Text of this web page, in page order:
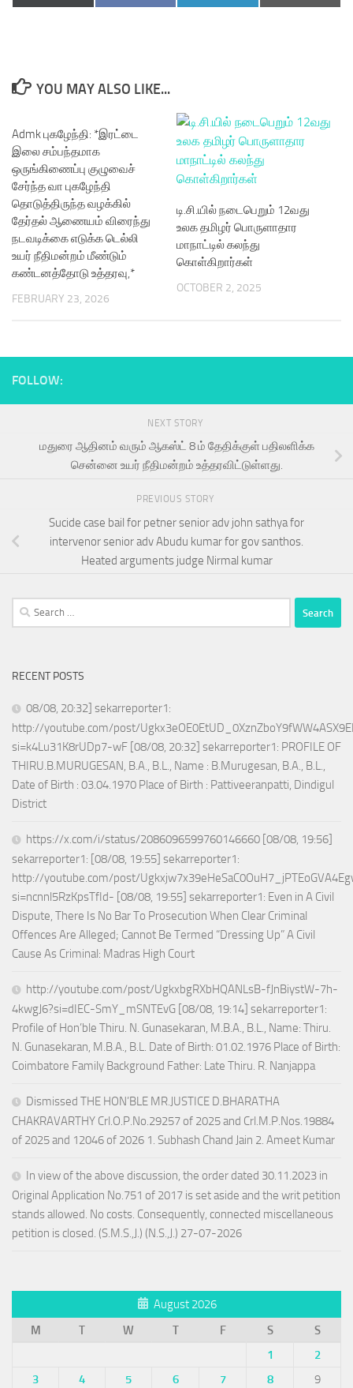
on
(Twitter)
on
on
on
YOU MAY ALSO LIKE...
Admk புகழேந்தி: *இரட்டை
இலை சம்பந்தமாக
ஒருங்கிணைப்பு குழுவைச்
சேர்ந்த வா புகழேந்தி
தொடுத்திருந்த வழக்கில்
தேர்தல் ஆணையம் விரைந்து
நடவடிக்கை எடுக்க டெல்லி
உயர் நீதிமன்றம் மீண்டும்
கண்டனத்தோடு உத்தரவு,*
FEBRUARY 23, 2026
டி.சி.யில் நடைபெறும் 12வது
உலக தமிழர் பொருளாதார
மாநாட்டில் கலந்து
கொள்கிறார்கள்
OCTOBER 2, 2025
FOLLOW:
NEXT STORY
மதுரை ஆதினம் வரும் ஆகஸ்ட் 8 ம் தேதிக்குள் பதிலளிக்க
சென்னை உயர் நீதிமன்றம் உத்தரவிட்டுள்ளது.
PREVIOUS STORY
Sucide case bail for petner senior adv john sathya for
intervenor senior adv Abudu kumar for gov santhos.
Heated arguments judge Nirmal kumar
Search
for:
RECENT POSTS
08/08, 20:32] sekarreporter1:
http://youtube.com/post/
si=k4Lu31K8rUDp7-wF [08/08, 20:32] sekarreporter1: PROFILE OF
THIRU.B.MURUGESAN, B.A., B.L., Name : B.Murugesan, B.A., B.L.,
Date of Birth : 03.04.1970 Place of Birth : Pattiveeranpatti, Dindigul
District
https://x.com/i/status/2086096599760146660 [08/08, 19:56]
sekarreporter1: [08/08, 19:55] sekarreporter1:
http://youtube.com/post/
si=ncnnl5RzKpsTfId- [08/08, 19:55] sekarreporter1: Even in A Civil
Dispute, There Is No Bar To Prosecution When Clear Criminal
Offences Are Alleged; Cannot Be Termed “Dressing Up” A Civil
Cause As Criminal: Madras High Court
http://youtube.com/post/UgkxbgRXbHQANLsB-fJnBiystW-7h-
4kwgJ6?si=dIEC-SmY_mSNTEvG [08/08, 19:14] sekarreporter1:
Profile of Hon’ble Thiru. N. Gunasekaran, M.B.A., B.L., Name: Thiru.
N. Gunasekaran, M.B.A., B.L. Date of Birth: 01.02.1976 Place of Birth:
Coimbatore Family Background Father: Late Thiru. R. Nanjappa
Dismissed THE HON’BLE MR.JUSTICE D.BHARATHA
CHAKRAVARTHY Crl.O.P.No.29257 of 2025 and Crl.M.P.Nos.19884
of 2025 and 12046 of 2026 1. Subhash Chand Jain 2. Ameet Kumar
In view of the above discussion, the order dated 30.11.2023 in
Original Application No.751 of 2017 is set aside and the writ petition
stands allowed. No costs. Consequently, connected miscellaneous
petition is closed. (S.M.S.,J.) (N.S.,J.) 27-07-2026
August 2026
M
T W T F S
S
1
2
3
4 5 6 7 8
9